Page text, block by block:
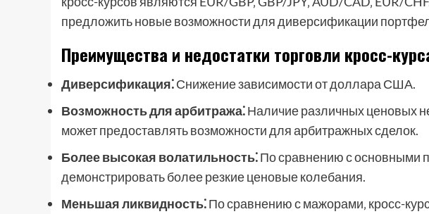
предложить новые возможности для диверсификации
Преимущества и недостатки торговли кросс-
Диверсификация⁚Снижение зависимости от доллара США.
Возможность для арбитража⁚Наличие различных ценовых
может предоставлять возможности для арбитражных сделок.
Более высокая волатильность⁚По сравнению с основными
демонстрировать более резкие ценовые колебания.
Меньшая ликвидность⁚По сравнению с мажорами‚ кросс-